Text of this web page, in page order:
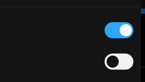
030 37231